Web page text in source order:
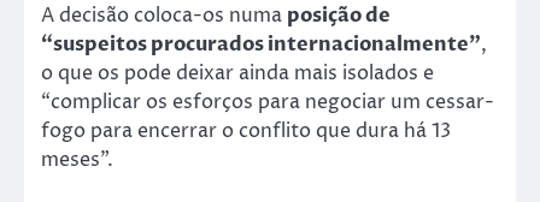
A decisão coloca-os numa posição de
“suspeitos procurados internacionalmente”,
o que os pode deixar ainda mais isolados e
“complicar os esforços para negociar um cessar-
fogo para encerrar o conflito que dura há 13
meses”.